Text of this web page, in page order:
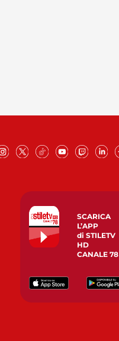
SCARICA
L’APP
di STILETV
HD
CANALE 78